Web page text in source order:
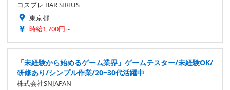
コスプレ BAR SIRIUS
東京都
時給1,700円～
「未経験から始めるゲーム業界」ゲームテスター/未経験OK/
研修あり/シンプル作業/20~30代活躍中
株式会社SNJAPAN